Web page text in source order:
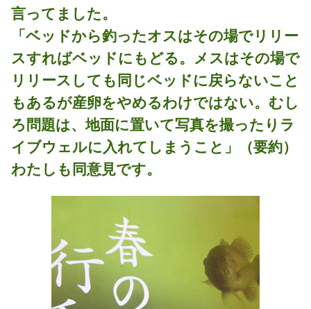
言ってました。
「ベッドから釣ったオスはその場でリリー
スすればベッドにもどる。メスはその場で
リリースしても同じベッドに戻らないこと
もあるが産卵をやめるわけではない。むし
ろ問題は、地面に置いて写真を撮ったりラ
イブウェルに入れてしまうこと」（要約）
わたしも同意見です。